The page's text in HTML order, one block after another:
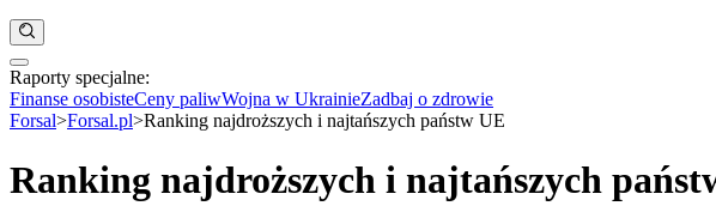
Anuluj
Notowania
Kraj
Polityka
Bezpieczeństwo
Raporty specjalne:
Finanse osobisteCeny paliwWojna w UkrainieZadbaj o zdrowie
Forsal>Forsal.pl>Ranking najdroższych i najtańszych państw UE
Ranking najdroższych i najtańszych